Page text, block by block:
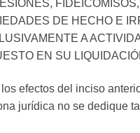
DE HECHO E
A
EN SU
los efectos del inciso
jurídica no se dedique